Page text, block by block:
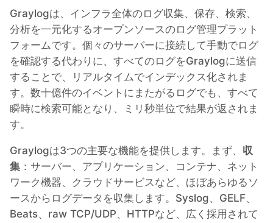
Grafana
Graylog
InfluxDB
Keycloak
Kubernetes Control Plane
Graylogは、インフラ全体のログ収集、保存、検索、
分析を一元化するオープンソースのログ管理プラット
フォームです。個々のサーバーに接続して手動でログ
を確認する代わりに、すべてのログをGraylogに送信
することで、リアルタイムでインデックス化されま
す。数十億件のイベントにまたがるログでも、すべて
瞬時に検索可能となり、ミリ秒単位で結果が返されま
す。
Graylogは3つの主要な機能を提供します。まず、 収
集 ：サーバー、アプリケーション、コンテナ、ネット
ワーク機器、クラウドサービスなど、ほぼあらゆるソ
ースからログデータを収集します。Syslog、GELF、
Beats、raw TCP/UDP、HTTPなど、広く採用されて